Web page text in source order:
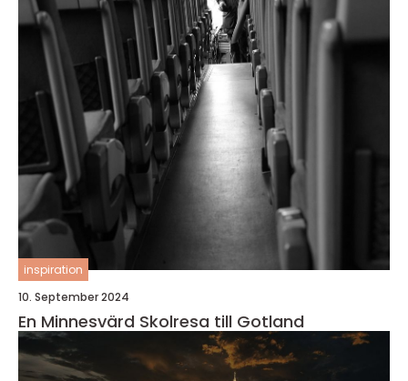
inspiration
10. September 2024
En Minnesvärd Skolresa till Gotland